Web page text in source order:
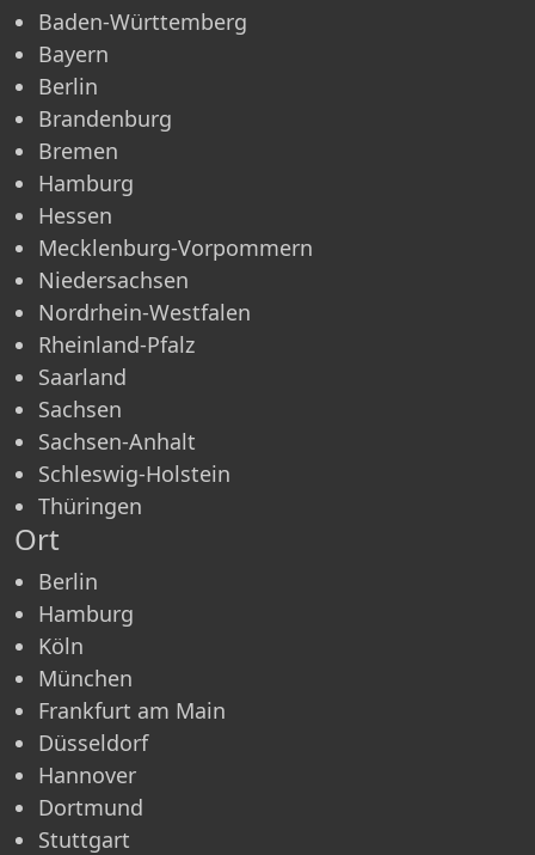
Baden-Württemberg
Bayern
Berlin
Brandenburg
Bremen
Hamburg
Hessen
Mecklenburg-Vorpommern
Niedersachsen
Nordrhein-Westfalen
Rheinland-Pfalz
Saarland
Sachsen
Sachsen-Anhalt
Schleswig-Holstein
Thüringen
Ort
Berlin
Hamburg
Köln
München
Frankfurt am Main
Düsseldorf
Hannover
Dortmund
Stuttgart